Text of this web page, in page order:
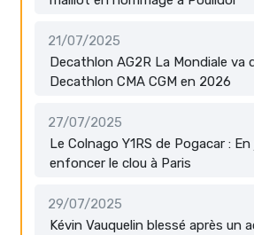
21/07/2025
Decathlon AG2R La Mondiale va
Decathlon CMA CGM en 2026
27/07/2025
Le Colnago Y1RS de Pogacar :
enfoncer le clou à Paris
29/07/2025
Kévin Vauquelin blessé après un